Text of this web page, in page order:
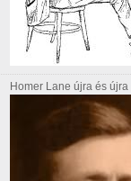
Homer Lane újra és újra